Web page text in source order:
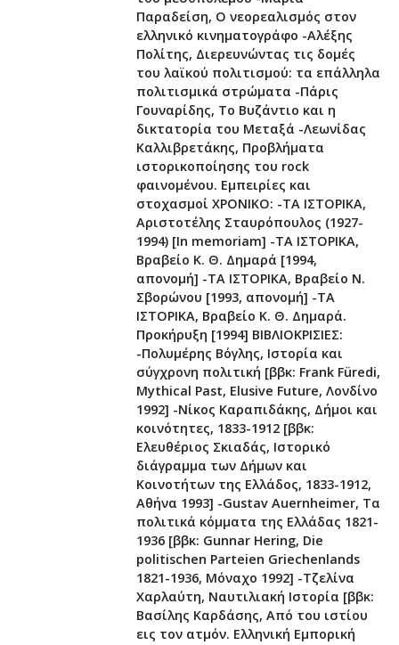
Παραδείση, Ο νεορεαλισμός στον
ελληνικό κινηματογράφο -Αλέξης
Πολίτης, Διερευνώντας τις δομές
του λαϊκού πολιτισμού: τα επάλληλα
πολιτισμικά στρώματα -Πάρις
Γουναρίδης, Το Βυζάντιο και η
δικτατορία του Μεταξά -Λεωνίδας
Καλλιβρετάκης, Προβλήματα
ιστορικοποίησης του rock
φαινομένου. Εμπειρίες και
στοχασμοί ΧΡΟΝΙΚΟ: -ΤΑ ΙΣΤΟΡΙΚΑ,
Αριστοτέλης Σταυρόπουλος (1927-
1994) [In memoriam] -ΤΑ ΙΣΤΟΡΙΚΑ,
Βραβείο Κ. Θ. Δημαρά [1994,
απονομή] -ΤΑ ΙΣΤΟΡΙΚΑ, Βραβείο Ν.
Σβορώνου [1993, απονομή] -ΤΑ
ΙΣΤΟΡΙΚΑ, Βραβείο Κ. Θ. Δημαρά.
Προκήρυξη [1994] ΒΙΒΛΙΟΚΡΙΣΙΕΣ:
-Πολυμέρης Βόγλης, Ιστορία και
σύγχρονη πολιτική [ββκ: Frank Füredi,
Mythical Past, Elusive Future, Λονδίνο
1992] -Νίκος Καραπιδάκης, Δήμοι και
κοινότητες, 1833-1912 [ββκ:
Ελευθέριος Σκιαδάς, Ιστορικό
διάγραμμα των Δήμων και
Κοινοτήτων της Ελλάδος, 1833-1912,
Αθήνα 1993] -Gustav Auernheimer, Τα
πολιτικά κόμματα της Ελλάδας 1821-
1936 [ββκ: Gunnar Hering, Die
politischen Parteien Griechenlands
1821-1936, Μόναχο 1992] -Τζελίνα
Χαρλαύτη, Ναυτιλιακή Ιστορία [ββκ:
Βασίλης Καρδάσης, Από του ιστίου
εις τον ατμόν. Ελληνική Εμπορική